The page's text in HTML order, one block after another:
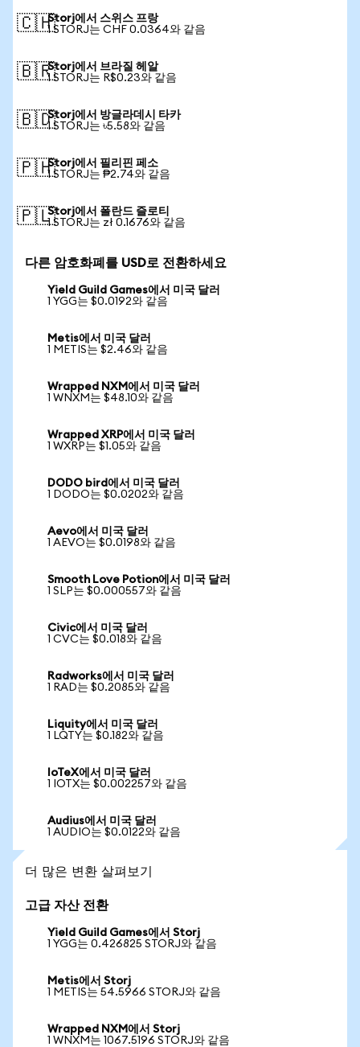
🇨🇭Storj에서 스위스 프랑
1 STORJ는 CHF 0.0364와 같음
🇧🇷Storj에서 브라질 헤알
1 STORJ는 R$0.23와 같음
🇧🇩Storj에서 방글라데시 타카
1 STORJ는 ৳5.58와 같음
🇵🇭Storj에서 필리핀 페소
1 STORJ는 ₱2.74와 같음
🇵🇱Storj에서 폴란드 즐로티
1 STORJ는 zł 0.1676와 같음
다른 암호화폐를 USD로 전환하세요
Yield Guild Games에서 미국 달러
1 YGG는 $0.0192와 같음
Metis에서 미국 달러
1 METIS는 $2.46와 같음
Wrapped NXM에서 미국 달러
1 WNXM는 $48.10와 같음
Wrapped XRP에서 미국 달러
1 WXRP는 $1.05와 같음
DODO bird에서 미국 달러
1 DODO는 $0.0202와 같음
Aevo에서 미국 달러
1 AEVO는 $0.0198와 같음
Smooth Love Potion에서 미국 달러
1 SLP는 $0.000557와 같음
Civic에서 미국 달러
1 CVC는 $0.018와 같음
Radworks에서 미국 달러
1 RAD는 $0.2085와 같음
Liquity에서 미국 달러
1 LQTY는 $0.182와 같음
IoTeX에서 미국 달러
1 IOTX는 $0.002257와 같음
Audius에서 미국 달러
1 AUDIO는 $0.0122와 같음
더 많은 변환 살펴보기
고급 자산 전환
Yield Guild Games에서 Storj
1 YGG는 0.426825 STORJ와 같음
Metis에서 Storj
1 METIS는 54.5966 STORJ와 같음
Wrapped NXM에서 Storj
1 WNXM는 1067.5196 STORJ와 같음